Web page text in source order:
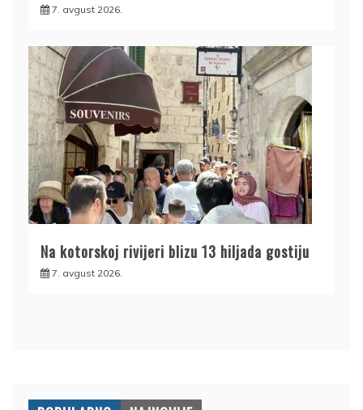
7. avgust 2026.
Na kotorskoj rivijeri blizu 13 hiljada gostiju
7. avgust 2026.